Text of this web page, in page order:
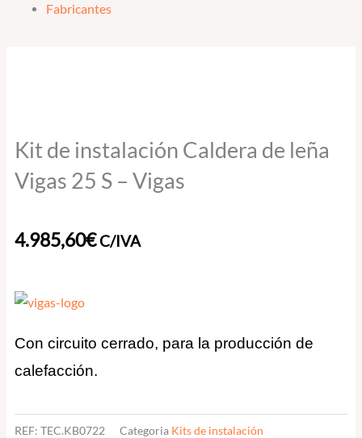
Fabricantes
Kit de instalación Caldera de leña
Vigas 25 S – Vigas
4.985,60€C/IVA
Con circuito cerrado, para la producción de
calefacción.
REF:TEC.KB0722 Categoria Kits de instalación